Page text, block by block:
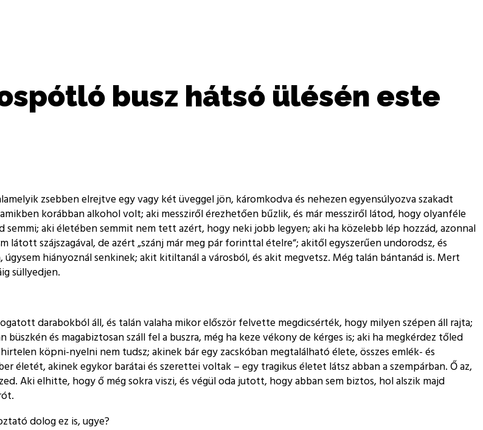
busz hátsó ülésén este
zsebben elrejtve egy vagy két üveggel jön, káromkodva és nehezen egyensúlyozva szakadt
korábban alkohol volt; aki messziről érezhetően bűzlik, és már messziről látod, hogy olyanféle
aki életében semmit nem tett azért, hogy neki jobb legyen; aki ha közelebb lép hozzád, azonnal
látott szájszagával, de azért szánj már meg pár forinttal ételre ; akitől egyszerűen undorodsz, és
hiányoznál senkinek; akit kitiltanál a városból, és akit megvetsz. Még talán bántanád is. Mert
süllyedjen.
darabokból áll, és talán valaha mikor először felvette megdicsérték, hogy milyen szépen áll rajta;
és magabiztosan száll fel a buszra, még ha keze vékony de kérges is; aki ha megkérdez tőled
köpni-nyelni nem tudsz; akinek bár egy zacskóban megtalálható élete, összes emlék- és
életét, akinek egykor barátai és szerettei voltak – egy tragikus életet látsz abban a szempárban. Ő az,
Aki elhitte, hogy ő még sokra viszi, és végül oda jutott, hogy abban sem biztos, hol alszik majd
dolog ez is, ugye?